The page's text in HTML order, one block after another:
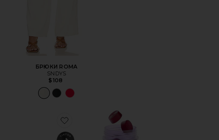
БРЮКИ ROMA
SNDYS
$108
Favorite ВИТАМИННЫЕ МАРМЕЛАДКИ CHILL